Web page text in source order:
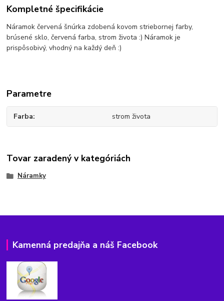
Kompletné špecifikácie
Náramok červená šnúrka zdobená kovom striebornej farby,
brúsené sklo, červená farba, strom života :) Náramok je
prispôsobivý, vhodný na každý deň :)
Parametre
Farba strom života
Tovar zaradený v kategóriách
Náramky
Kamenná predajňa a náš Facebook